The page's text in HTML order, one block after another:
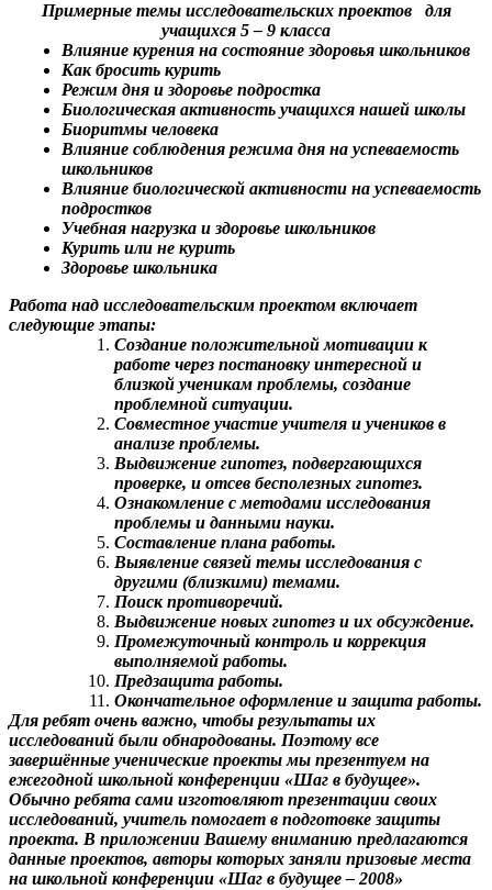
Примерные темы исследовательских проектов для
учащихся 5 – 9 класса
Влияние курения на состояние здоровья школьников
Как бросить курить
Режим дня и здоровье подростка
Биологическая активность учащихся нашей школы
Биоритмы человека
Влияние соблюдения режима дня на успеваемость
школьников
Влияние биологической активности на успеваемость
подростков
Учебная нагрузка и здоровье школьников
Курить или не курить
Здоровье школьника
Работа над исследовательским проектом включает
следующие этапы:
Создание положительной мотивации к
работе через постановку интересной и
близкой ученикам проблемы, создание
проблемной ситуации.
Совместное участие учителя и учеников в
анализе проблемы.
Выдвижение гипотез, подвергающихся
проверке, и отсев бесполезных гипотез.
Ознакомление с методами исследования
проблемы и данными науки.
Составление плана работы.
Выявление связей темы исследования с
другими (близкими) темами.
Поиск противоречий.
Выдвижение новых гипотез и их обсуждение.
Промежуточный контроль и коррекция
выполняемой работы.
Предзащита работы.
Окончательное оформление и защита работы.
Для ребят очень важно, чтобы результаты их
исследований были обнародованы. Поэтому все
завершённые ученические проекты мы презентуем на
ежегодной школьной конференции «Шаг в будущее».
Обычно ребята сами изготовляют презентации своих
исследований, учитель помогает в подготовке защиты
проекта. В приложении Вашему вниманию предлагаются
данные проектов, авторы которых заняли призовые места
на школьной конференции «Шаг в будущее – 2008»